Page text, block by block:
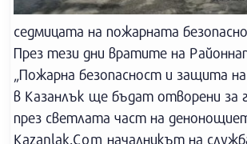
седмицата на пожарната
През тези дни вратите на
„Пожарна безопасност и защита
в Казанлък ще бъдат отворени за
през светлата част на
Kazanlak.Com началникът на